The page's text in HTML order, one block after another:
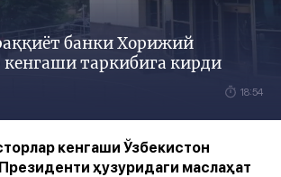
банки Хорижий
кенгаши таркибига кирди
18:54
кенгаши Ўзбекистон
ҳузуридаги маслаҳат